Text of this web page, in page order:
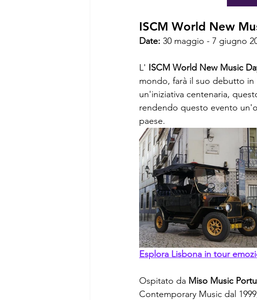
ISCM World New
Date: 30 maggio - 7 giugno
L' ISCM World New Music
mondo, farà il suo debutto in
un'iniziativa centenaria,
rendendo questo evento
paese.
Esplora Lisbona in tour
Ospitato da Miso Music
Contemporary Music dal